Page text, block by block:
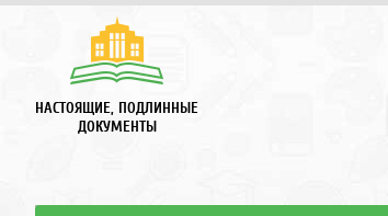
НАСТОЯЩИЕ, ПОДЛИННЫЕ
ДОКУМЕНТЫ